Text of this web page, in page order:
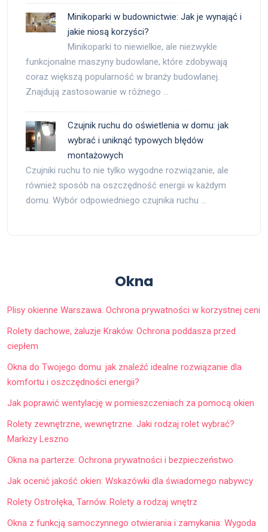
Minikoparki w budownictwie: Jak je wynająć i
jakie niosą korzyści?
Minikoparki to niewielkie, ale niezwykle
funkcjonalne maszyny budowlane, które zdobywają
coraz większą popularność w branży budowlanej.
Znajdują zastosowanie w różnego …
Czujnik ruchu do oświetlenia w domu: jak
wybrać i uniknąć typowych błędów
montażowych
Czujniki ruchu to nie tylko wygodne rozwiązanie, ale
również sposób na oszczędność energii w każdym
domu. Wybór odpowiedniego czujnika ruchu …
Okna
Plisy okienne Warszawa. Ochrona prywatności w korzystnej ceni
Rolety dachowe, żaluzje Kraków. Ochrona poddasza przed
ciepłem
Okna do Twojego domu: jak znaleźć idealne rozwiązanie dla
komfortu i oszczędności energii?
Jak poprawić wentylację w pomieszczeniach za pomocą okien
Rolety zewnętrzne, wewnętrzne. Jaki rodzaj rolet wybrać?
Markizy Leszno
Okna na parterze: Ochrona prywatności i bezpieczeństwo
Jak ocenić jakość okien: Wskazówki dla świadomego nabywcy
Rolety Ostrołęka, Tarnów. Rolety a rodzaj wnętrz
Okna z funkcją samoczynnego otwierania i zamykania: Wygoda